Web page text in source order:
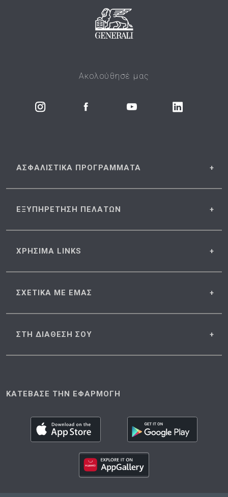
Ακολούθησέ μας
ΑΣΦΑΛΙΣΤΙΚΑ ΠΡΟΓΡΑΜΜΑΤΑ
ΕΞΥΠΗΡΕΤΗΣΗ ΠΕΛΑΤΩΝ
ΧΡΗΣΙΜΑ LINKS
ΣΧΕΤΙΚΑ ΜΕ ΕΜΑΣ
ΣΤΗ ΔΙΑΘΕΣΗ ΣΟΥ
ΚΑΤΕΒΑΣΕ ΤΗΝ ΕΦΑΡΜΟΓΗ